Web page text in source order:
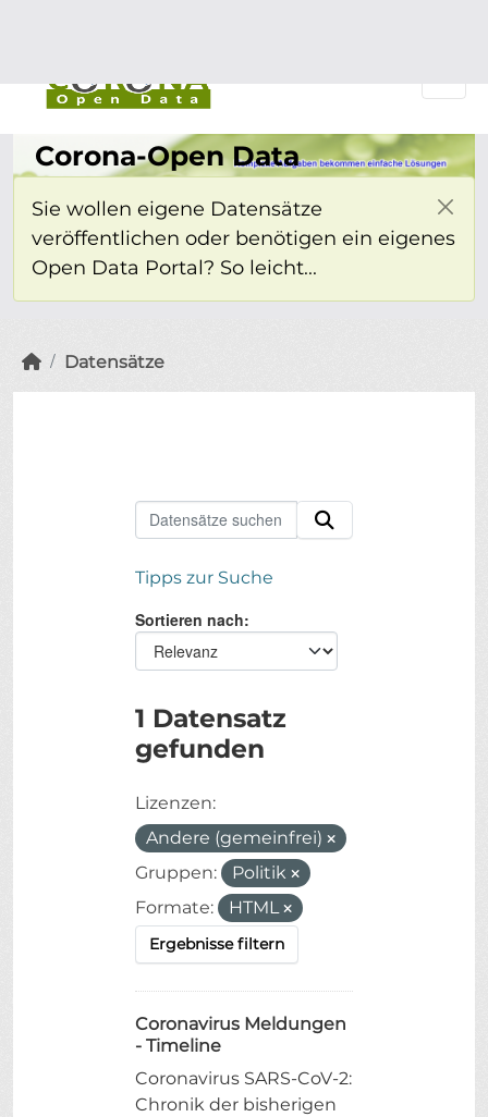
Corona-Open Data
Sie wollen eigene Datensätze
veröffentlichen oder benötigen ein eigenes
Open Data Portal? So leicht...
Datensätze
Tipps zur Suche
Sortieren nach
1 Datensatz
gefunden
Lizenzen:
Andere (gemeinfrei)
Gruppen:
Politik
Formate:
HTML
Ergebnisse filtern
Coronavirus Meldungen
- Timeline
Coronavirus SARS-CoV-2:
Chronik der bisherigen